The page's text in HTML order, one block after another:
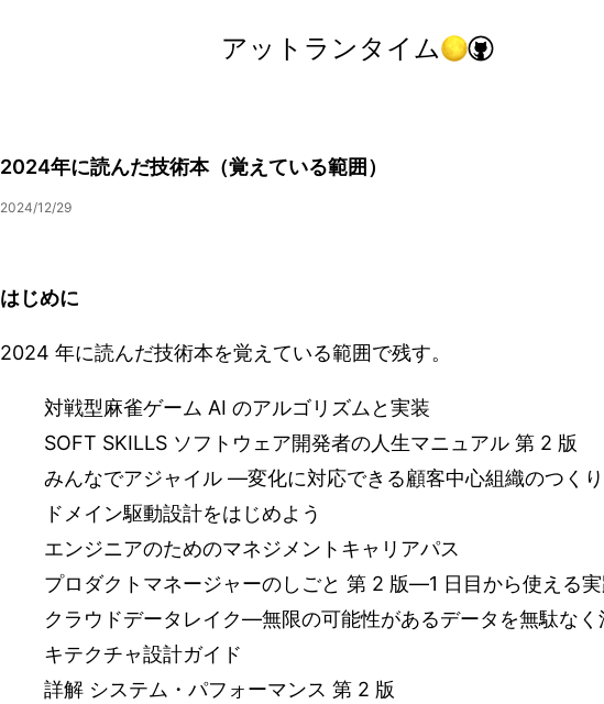
アットランタイム
2024年に読んだ技術本（覚えている範囲）
2024/12/29
はじめに
2024 年に読んだ技術本を覚えている範囲で残す。
対戦型麻雀ゲーム AI のアルゴリズムと実装
SOFT SKILLS ソフトウェア開発者の人生マニュアル 第 2 版
みんなでアジャイル ―変化に対応できる顧客中心組織のつく
ドメイン駆動設計をはじめよう
エンジニアのためのマネジメントキャリアパス
プロダクトマネージャーのしごと 第 2 版―1 日目から使える
クラウドデータレイク―無限の可能性があるデータを無駄なく
キテクチャ設計ガイド
詳解 システム・パフォーマンス 第 2 版